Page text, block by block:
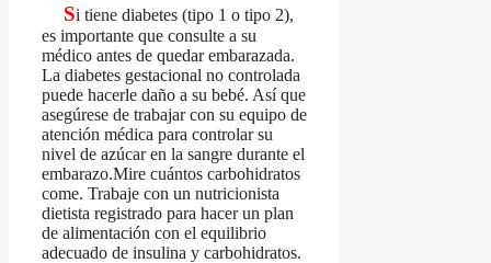
Si tiene diabetes (tipo 1 o tipo 2),
es importante que consulte a su
médico antes de quedar embarazada.
La diabetes gestacional no controlada
puede hacerle daño a su bebé. Así que
asegúrese de trabajar con su equipo de
atención médica para controlar su
nivel de azúcar en la sangre durante el
embarazo.Mire cuántos carbohidratos
come. Trabaje con un nutricionista
dietista registrado para hacer un plan
de alimentación con el equilibrio
adecuado de insulina y carbohidratos.